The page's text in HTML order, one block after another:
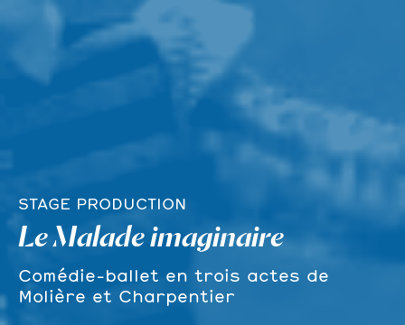
STAGE PRODUCTION
Le Malade imaginaire
Comédie-ballet en trois actes de
Molière et Charpentier